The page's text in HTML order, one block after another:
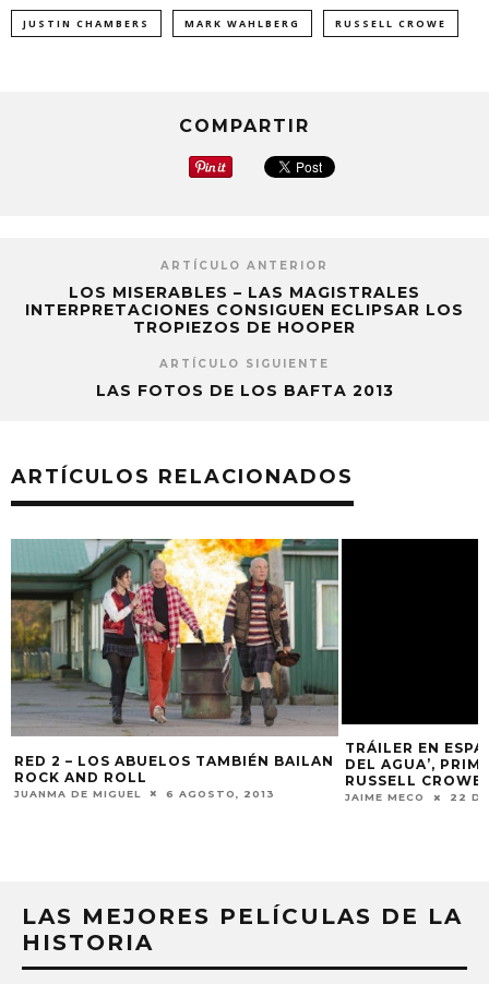
JUSTIN CHAMBERS MARK WAHLBERG RUSSELL CROWE
COMPARTIR
ARTÍCULO ANTERIOR
LOS MISERABLES – LAS MAGISTRALES
INTERPRETACIONES CONSIGUEN ECLIPSAR LOS
TROPIEZOS DE HOOPER
ARTÍCULO SIGUIENTE
LAS FOTOS DE LOS BAFTA 2013
ARTÍCULOS RELACIONADOS
RED 2 – LOS ABUELOS TAMBIÉN BAILAN
ROCK AND ROLL
JUANMA DE MIGUEL 6 AGOSTO, 2013
TRÁILER EN
DEL AGUA’,
RUSSELL
JAIME MECO 22
LAS MEJORES PELÍCULAS DE LA
HISTORIA